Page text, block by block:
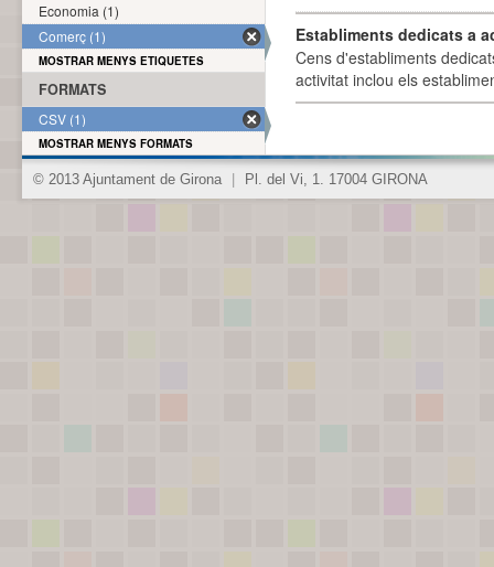
Establiments dedicats a
Cens d'establiments
activitat inclou els
Economia (1)
Comerç (1)
MOSTRAR MENYS ETIQUETES
FORMATS
CSV (1)
MOSTRAR MENYS FORMATS
© 2013 Ajuntament de Girona Pl. del Vi, 1. 17004 GIRONA